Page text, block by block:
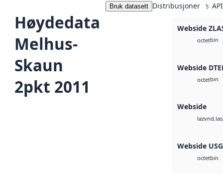
Høydedata
Melhus-
Skaun
2pkt 2011
Bruk datasett Distribusjoner 5
Webside
octetbin
Webside
octetbin
Webside
laz
Webside
octetbin